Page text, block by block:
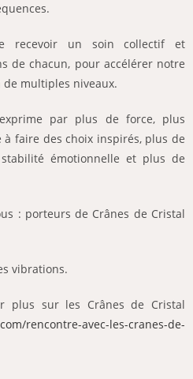
recevoir un soin collectif et
de chacun, pour accélérer notre
multiples niveaux.
par plus de force, plus
à faire des choix inspirés, plus de
émotionnelle et plus de
: porteurs de Crânes de Cristal
vibrations.
plus sur les Crânes de Cristal
rencontre-avec-les-cranes-de-